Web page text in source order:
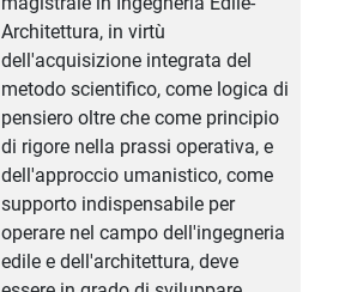
Architettura, in virtù
dell'acquisizione integrata del
metodo scientifico, come logica di
pensiero oltre che come principio
di rigore nella prassi operativa, e
dell'approccio umanistico, come
supporto indispensabile per
operare nel campo dell'ingegneria
edile e dell'architettura, deve